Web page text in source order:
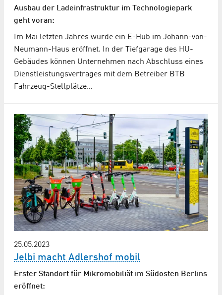
Ausbau der Ladeinfrastruktur im Technologiepark
geht voran:
Im Mai letzten Jahres wurde ein E-Hub im Johann-von-
Neumann-Haus eröffnet. In der Tiefgarage des HU-
Gebäudes können Unternehmen nach Abschluss eines
Dienstleistungsvertrages mit dem Betreiber BTB
Fahrzeug-Stellplätze…
25.05.2023
Jelbi macht Adlershof mobil
Erster Standort für Mikromobiliät im Südosten Berlins
eröffnet: